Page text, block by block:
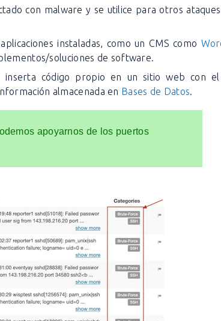
con malware y se utilice para otros
instaladas, como un CMS como
soluciones de software.
inserta código propio en un sitio web con
almacenada en Bases de Datos.
apoyarnos de los puertos